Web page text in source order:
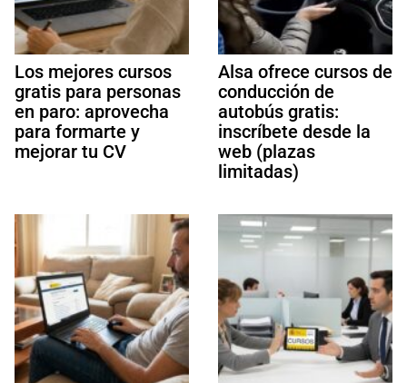
Los mejores cursos
gratis para personas
en paro: aprovecha
para formarte y
mejorar tu CV
Alsa ofrece cursos de
conducción de
autobús gratis:
inscríbete desde la
web (plazas
limitadas)